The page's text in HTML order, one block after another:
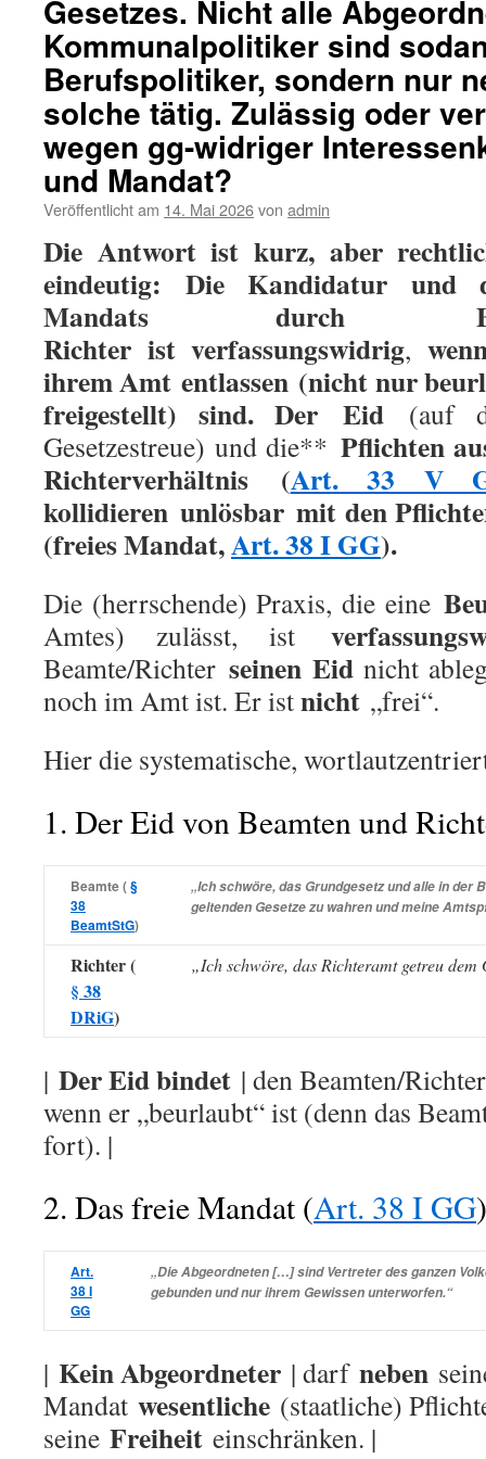
Gesetzes. Nicht alle
Kommunalpolitiker sind
Berufspolitiker, sondern nur
solche tätig. Zulässig oder
wegen gg-widriger
und Mandat?
Veröffentlicht am 14. Mai 2026von admin
Die Antwort ist kurz, aber
eindeutig: Die Kandidatur und
Mandats durch
Richter ist verfassungswidrig,
ihrem Amt entlassen (nicht nur
freigestellt) sind. Der Eid (auf
Gesetzestreue) und die** Pflichten
Richterverhältnis (Art. 33 V
kollidieren unlösbar mit den
(freies Mandat,Art. 38 I GG).
Die (herrschende) Praxis, die eine
Amtes) zulässt, ist
Beamte/Richterseinen Eidnicht
noch im Amt ist. Er istnicht „frei“.
Hier die systematische,
1. Der Eid von Beamten und
Beamte (§
38
BeamtStG)
„Ich schwöre, das Grundgesetz und alle in der
geltenden Gesetze zu wahren und meine
Richter (
§ 38
DRiG)
„Ich schwöre, das Richteramt getreu
| Der Eid bindet | den Beamten/
wenn er „beurlaubt“ ist (denn das
fort). |
2. Das freie Mandat (Art. 38 I GG)
Art.
38 I
GG
„Die Abgeordneten […] sind Vertreter des ganzen
gebunden und nur ihrem Gewissen unterworfen.“
| Kein Abgeordneter | darf neben
Mandat wesentliche (staatliche)
seine Freiheit einschränken. |